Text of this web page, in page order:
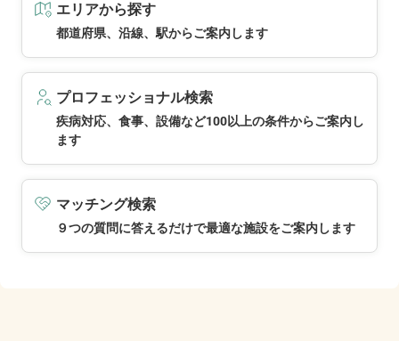
エリアから探す
都道府県、沿線、駅からご案内します
プロフェッショナル検索
疾病対応、食事、設備など100以上の条件からご案内し
ます
マッチング検索
９つの質問に答えるだけで最適な施設をご案内します